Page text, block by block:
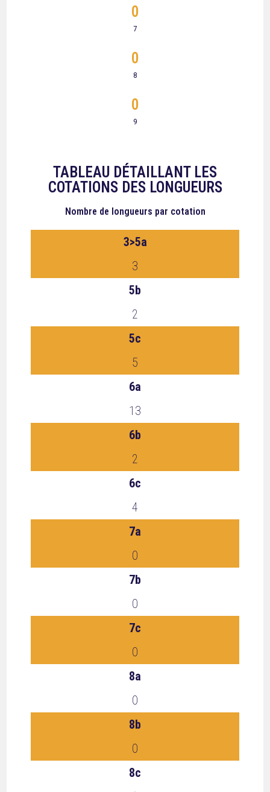
7
0
8
0
9
0
TABLEAU DÉTAILLANT LES
COTATIONS DES LONGUEURS
Nombre de longueurs par cotation
3>5a
3
5b
2
5c
5
6a
13
6b
2
6c
4
7a
0
7b
0
7c
0
8a
0
8b
0
8c